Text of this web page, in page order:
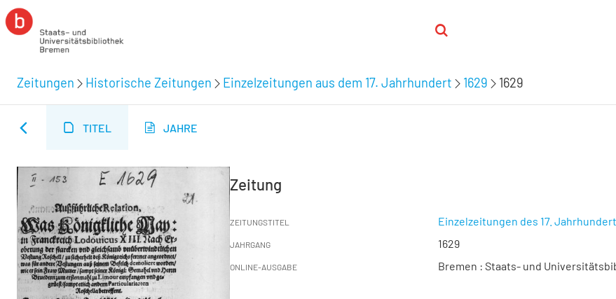
Zeitungen Historische Zeitungen Einzelzeitungen aus dem 17. Jahrhundert 1629 1629
TITEL JAHRE
Zeitung
ZEITUNGSTITEL Einzelzeitungen des 17.
JAHRGANG 1629
ONLINE-AUSGABE Bremen : Staats- und